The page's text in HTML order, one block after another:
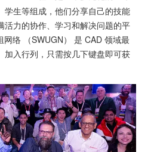
学生等组成，他们分享自己的技能
活力的协作、学习和解决问题的平
网络 （SWUGN） 是 CAD 领域最
加入行列，只需按几下键盘即可获